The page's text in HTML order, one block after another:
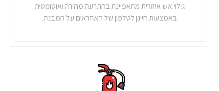
גילוי אש איזורית מתאפיינת בהתרעה מהירה ואוטומטית
באמצעות חייגן לטלפון של האחראים על המבנה.